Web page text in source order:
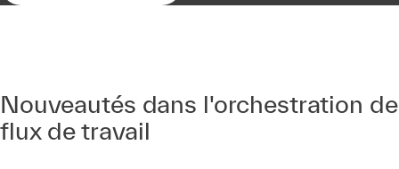
Nouveautés dans l'orchestration de
flux de travail